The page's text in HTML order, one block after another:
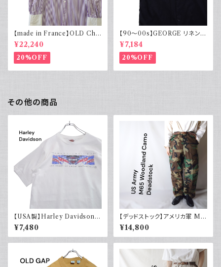
【made in France】OLD Cha
rvet ストライプ 切り替え 紫
¥22,240
20%OFF
【90～00s】GEORGE リネンレ
ーヨンシャツ 黒 ボックスシルエ
ット XL
¥7,184
20%OFF
その他の商品
【USA製】Harley Davidson
ハーレーダビッドソン プリントT
シャツ 古着 ホワイト 白 2002
年 100周年
¥7,480
【デッドストック】アメリカ軍 M6
5 フィールドカーゴパンツ ウッド
ランドカモ 迷彩柄 US Army D
EADSTOCK 80s Small Reg
¥14,800